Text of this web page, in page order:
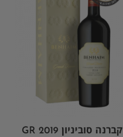
קברנה סוביניון GR 2019